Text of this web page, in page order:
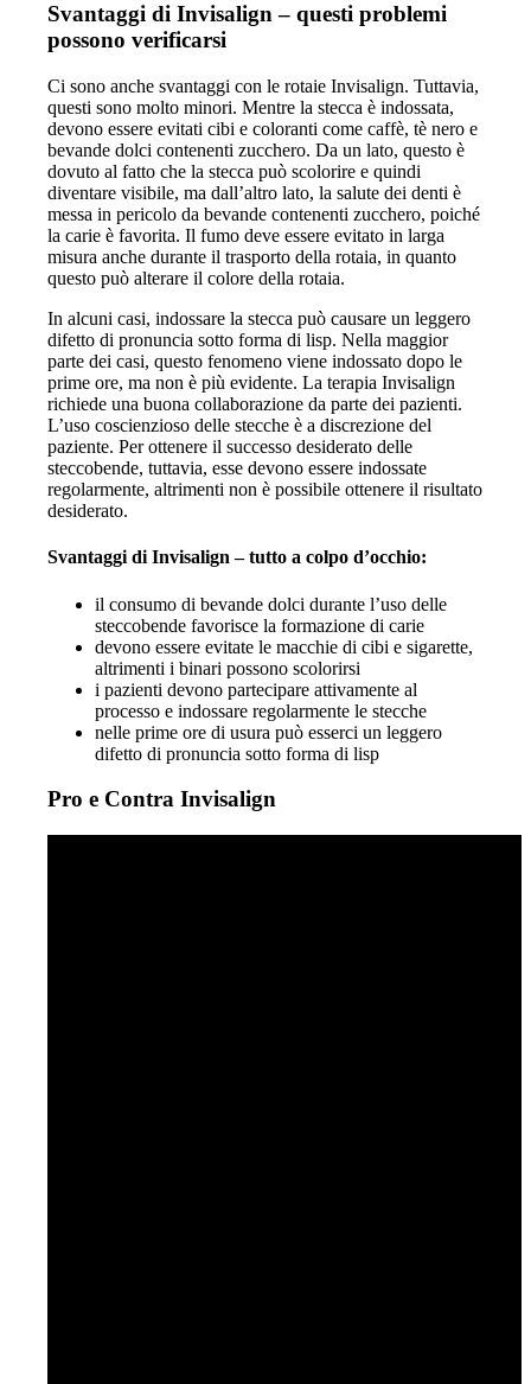
Svantaggi di Invisalign – questi problemi
possono verificarsi
Ci sono anche svantaggi con le rotaie Invisalign. Tuttavia,
questi sono molto minori. Mentre la stecca è indossata,
devono essere evitati cibi e coloranti come caffè, tè nero e
bevande dolci contenenti zucchero. Da un lato, questo è
dovuto al fatto che la stecca può scolorire e quindi
diventare visibile, ma dall’altro lato, la salute dei denti è
messa in pericolo da bevande contenenti zucchero, poiché
la carie è favorita. Il fumo deve essere evitato in larga
misura anche durante il trasporto della rotaia, in quanto
questo può alterare il colore della rotaia.
In alcuni casi, indossare la stecca può causare un leggero
difetto di pronuncia sotto forma di lisp. Nella maggior
parte dei casi, questo fenomeno viene indossato dopo le
prime ore, ma non è più evidente. La terapia Invisalign
richiede una buona collaborazione da parte dei pazienti.
L’uso coscienzioso delle stecche è a discrezione del
paziente. Per ottenere il successo desiderato delle
steccobende, tuttavia, esse devono essere indossate
regolarmente, altrimenti non è possibile ottenere il risultato
desiderato.
Svantaggi di Invisalign – tutto a colpo d’occhio:
il consumo di bevande dolci durante l’uso delle
steccobende favorisce la formazione di carie
devono essere evitate le macchie di cibi e sigarette,
altrimenti i binari possono scolorirsi
i pazienti devono partecipare attivamente al
processo e indossare regolarmente le stecche
nelle prime ore di usura può esserci un leggero
difetto di pronuncia sotto forma di lisp
Pro e Contra Invisalign